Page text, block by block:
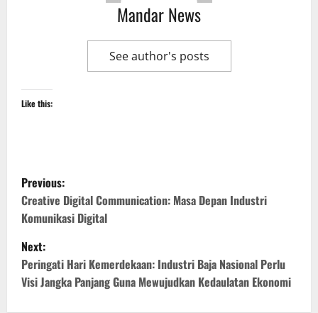
Mandar News
See author's posts
Like this:
P
o
s
t
n
Previous:
Creative Digital Communication: Masa Depan Industri
Komunikasi Digital
Next:
Peringati Hari Kemerdekaan: Industri Baja Nasional Perlu
Visi Jangka Panjang Guna Mewujudkan Kedaulatan Ekonomi